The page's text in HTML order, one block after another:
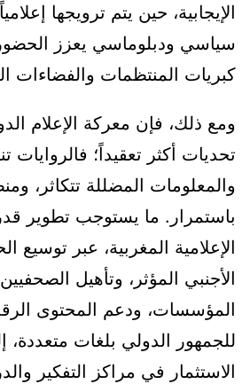
الإيجابية، حين يتم ترويجها
سياسي ودبلوماسي يعزز
كبريات المنتظمات والفضاءات
ومع ذلك، فإن معركة الإعلام
تحديات أكثر تعقيداً؛ فالروايات
والمعلومات المضللة تتكاثر،
باستمرار. ما يستوجب تطوير
الإعلامية المغربية، عبر توسيع
الأجنبي المؤثر، وتأهيل
المؤسسات، ودعم المحتوى
للجمهور الدولي بلغات متعددة،
الاستثمار في مراكز التفكير